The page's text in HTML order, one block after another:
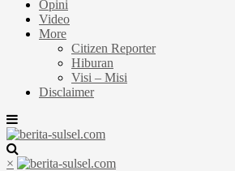
Opini
Video
More
Citizen Reporter
Hiburan
Visi – Misi
Disclaimer
×